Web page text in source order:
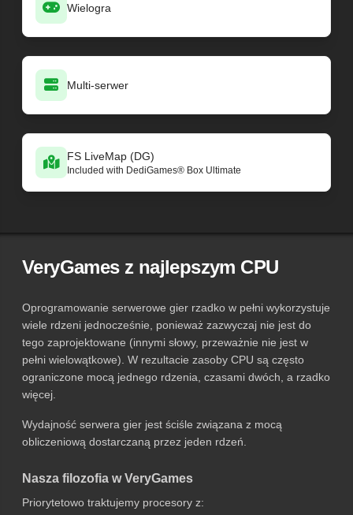
Wielogra
Multi-serwer
FS LiveMap (DG)
Included with DediGames® Box Ultimate
VeryGames z najlepszym CPU
Oprogramowanie serwerowe gier rzadko w pełni wykorzystuje
wiele rdzeni jednocześnie, ponieważ zazwyczaj nie jest do
tego zaprojektowane (innymi słowy, przeważnie nie jest w
pełni wielowątkowe). W rezultacie zasoby CPU są często
ograniczone mocą jednego rdzenia, czasami dwóch, a rzadko
więcej.
Wydajność serwera gier jest ściśle związana z mocą
obliczeniową dostarczaną przez jeden rdzeń.
Nasza filozofia w VeryGames
Priorytetowo traktujemy procesory z: